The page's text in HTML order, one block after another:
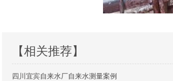
【相关推荐】
四川宜宾自来水厂自来水测量案例